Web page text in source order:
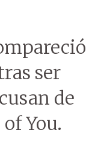
ser
de
You.